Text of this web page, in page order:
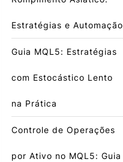
Estratégias e Automação
Guia MQL5: Estratégias
com Estocástico Lento
na Prática
Controle de Operações
por Ativo no MQL5: Guia